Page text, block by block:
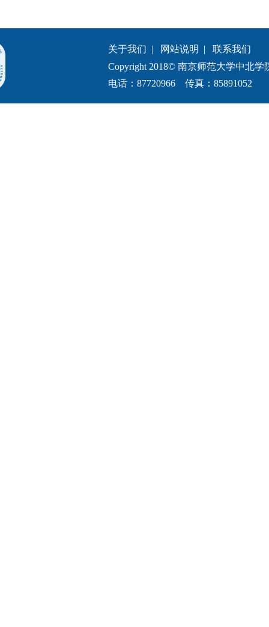
关于我们 | 网站说明 | 联系我们
Copyright 2018© 南京师范大学中北学
电话：87720966 传真：85891052